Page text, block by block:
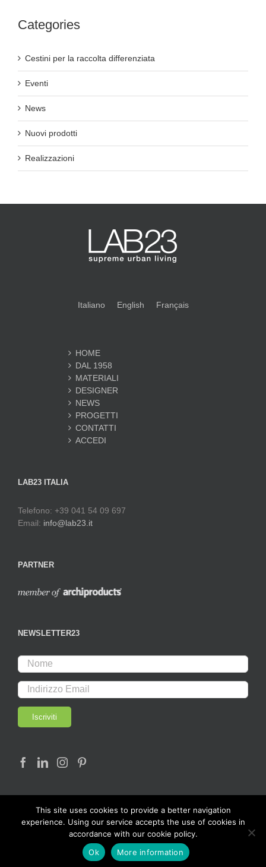
Categories
Cestini per la raccolta differenziata
Eventi
News
Nuovi prodotti
Realizzazioni
Italiano English Français
HOME
DAL 1958
MATERIALI
DESIGNER
NEWS
PROGETTI
CONTATTI
ACCEDI
LAB23 ITALIA
Telefono: +39 041 54 09 697
Email: info@lab23.it
PARTNER
NEWSLETTER23
© Copyright 2017 - LAB23 | All rights reserved |
This site uses cookies to provide a better navigation
experience. Using our service accepts the use of cookies in
accordance with our cookie policy.
Ok
More information